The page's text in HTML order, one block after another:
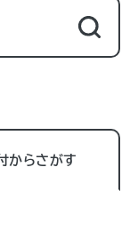
からさがす